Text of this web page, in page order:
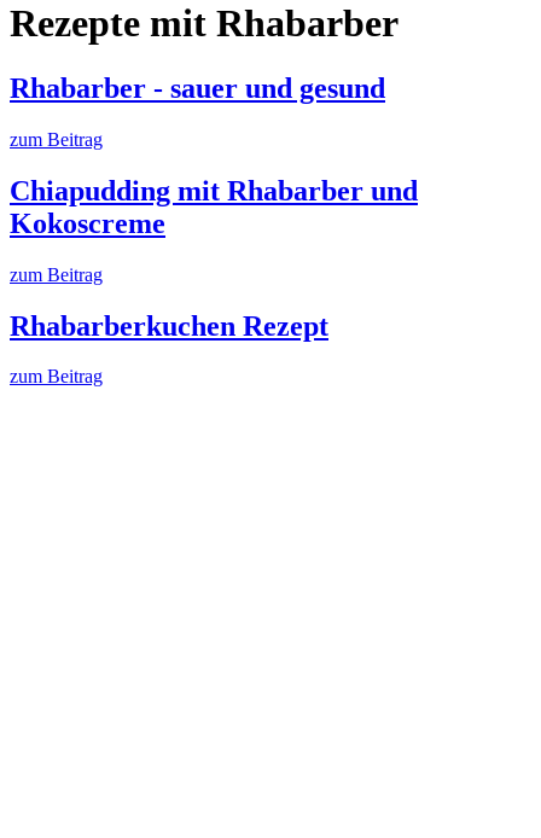
Rezepte mit Rhabarber
Rhabarber - sauer und gesund
zum Beitrag
Chiapudding mit Rhabarber und
Kokoscreme
zum Beitrag
Rhabarberkuchen Rezept
zum Beitrag